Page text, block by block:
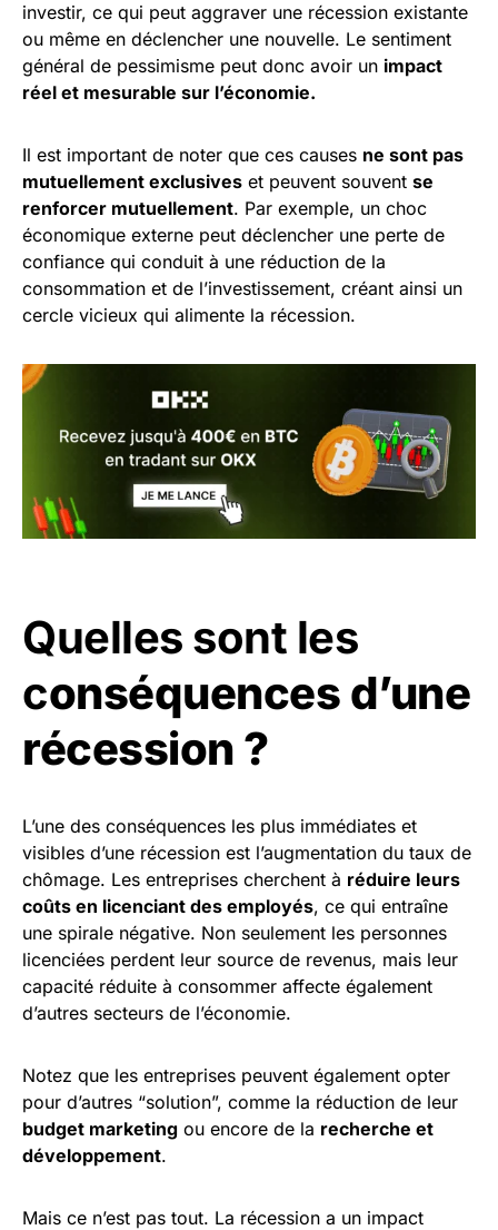
investir, ce qui peut aggraver une récession existante
ou même en déclencher une nouvelle. Le sentiment
général de pessimisme peut donc avoir un impact
réel et mesurable sur l’économie.
Il est important de noter que ces causes ne sont pas
mutuellement exclusives et peuvent souvent se
renforcer mutuellement. Par exemple, un choc
économique externe peut déclencher une perte de
confiance qui conduit à une réduction de la
consommation et de l’investissement, créant ainsi un
cercle vicieux qui alimente la récession.
Quelles sont les
conséquences d’une
récession ?
L’une des conséquences les plus immédiates et
visibles d’une récession est l’augmentation du taux de
chômage. Les entreprises cherchent à réduire leurs
coûts en licenciant des employés, ce qui entraîne
une spirale négative. Non seulement les personnes
licenciées perdent leur source de revenus, mais leur
capacité réduite à consommer affecte également
d’autres secteurs de l’économie.
Notez que les entreprises peuvent également opter
pour d’autres “solution”, comme la réduction de leur
budget marketing ou encore de la recherche et
développement.
Mais ce n’est pas tout. La récession a un impact